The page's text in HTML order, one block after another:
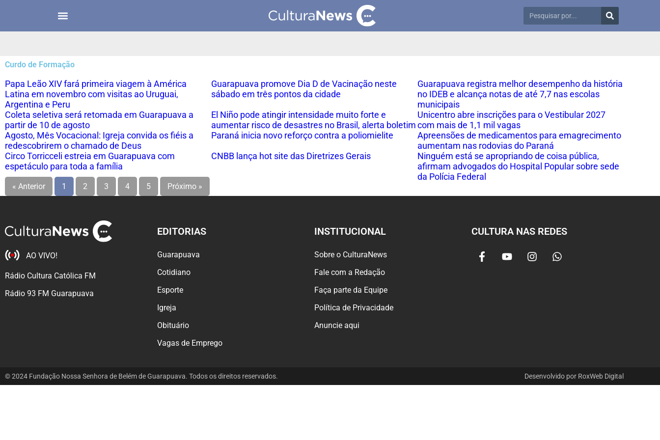
Curdo de Formação
Papa Leão XIV fará primeira viagem à América
Latina em novembro com visitas ao Uruguai,
Argentina e Peru
Guarapuava promove Dia D de Vacinação neste
sábado em três pontos da cidade
Guarapuava registra melhor desempenho da história
no IDEB e alcança notas de até 7,7 nas escolas
municipais
Coleta seletiva será retomada em Guarapuava a
partir de 10 de agosto
El Niño pode atingir intensidade muito forte e
aumentar risco de desastres no Brasil, alerta boletim
Unicentro abre inscrições para o Vestibular 2027
com mais de 1,1 mil vagas
Agosto, Mês Vocacional: Igreja convida os fiéis a
redescobrirem o chamado de Deus
Paraná inicia novo reforço contra a poliomielite
Apreensões de medicamentos para emagrecimento
aumentam nas rodovias do Paraná
Circo Torricceli estreia em Guarapuava com
espetáculo para toda a família
CNBB lança hot site das Diretrizes Gerais
Ninguém está se apropriando de coisa pública,
afirmam advogados do Hospital Popular sobre sede
da Polícia Federal
« Anterior 1 2 3 4 5 Próximo »
AO VIVO!
Rádio Cultura Católica FM
Rádio 93 FM Guarapuava
EDITORIAS
Guarapuava
Cotidiano
Esporte
Igreja
Obituário
Vagas de Emprego
INSTITUCIONAL
Sobre o CulturaNews
Fale com a Redação
Faça parte da Equipe
Política de Privacidade
Anuncie aqui
CULTURA NAS REDES
© 2024 Fundação Nossa Senhora de Belém de Guarapuava. Todos os direitos reservados. Desenvolvido por RoxWeb Digital